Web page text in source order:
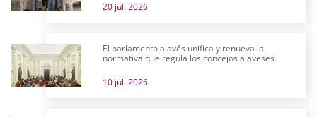
20 jul. 2026
El parlamento alavés unifica y renueva la
normativa que regula los concejos alaveses
10 jul. 2026